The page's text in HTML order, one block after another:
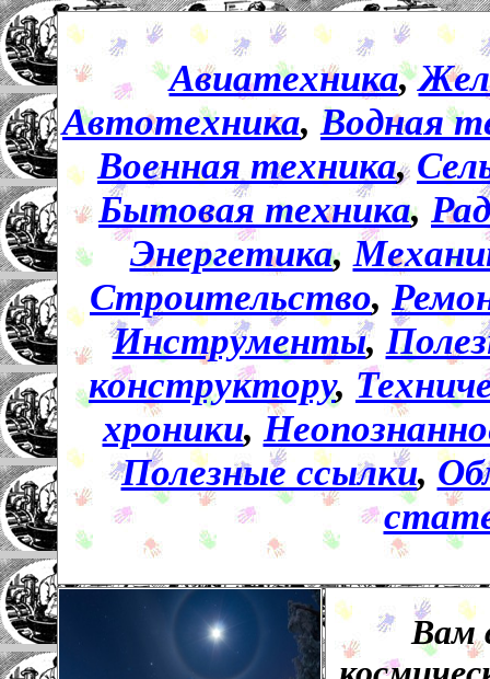
Авиатехника,
Автотехника,Водная
Военная техника,
Бытовая техника,
Энергетика,
Строительство,
Инструменты,
конструктору,
хроники,
Полезные ссылки,
Вам